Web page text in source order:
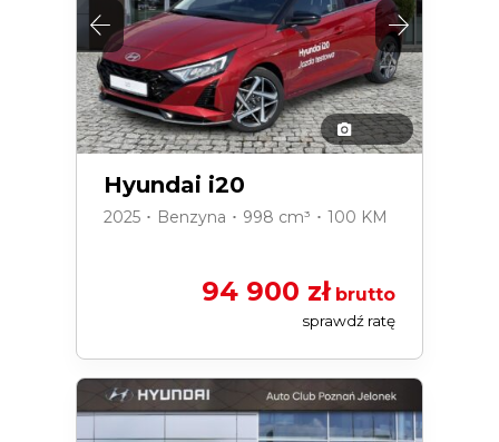
Hyundai i20
2025 ･ Benzyna ･ 998 cm³ ･ 100 KM
94 900 złbrutto
sprawdź ratę